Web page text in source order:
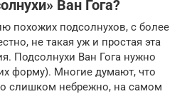
Ван Гога?
похожих подсолнухов, с более
не такая уж и простая эта
Подсолнухи Ван Гога нужно
форму). Многие думают, что
слишком небрежно, на самом